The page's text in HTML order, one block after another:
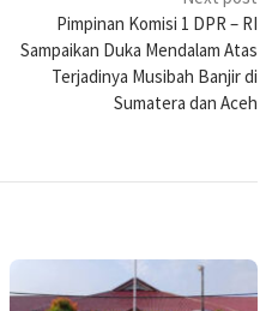
Pimpinan Komisi 1 DPR – RI
Sampaikan Duka Mendalam Atas
Terjadinya Musibah Banjir di
Sumatera dan Aceh